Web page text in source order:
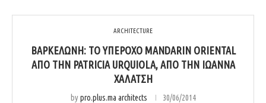
ARCHITECTURE
ΒΑΡΚΕΛΏΝΗ: ΤΟ ΥΠΈΡΟΧΟ MANDARIN ORIENTAL
ΑΠΌ ΤΗΝ PATRICIA URQUIOLA, ΑΠΌ ΤΗΝ ΙΩΆΝΝΑ
ΧΑΛΆΤΣΗ
bypro.plus.ma architects 30/06/2014